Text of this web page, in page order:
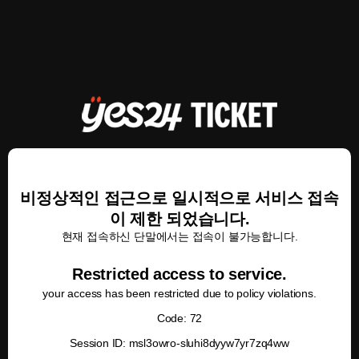
비정상적인 접근으로 일시적으로 서비스 접속
이 제한 되었습니다.
현재 접속하신 단말에서는 접속이 불가능합니다.
Restricted access to service.
your access has been restricted due to policy violations.
Code: 72
Session ID: msl3owro-sluhi8dyyw7yr7zq4ww